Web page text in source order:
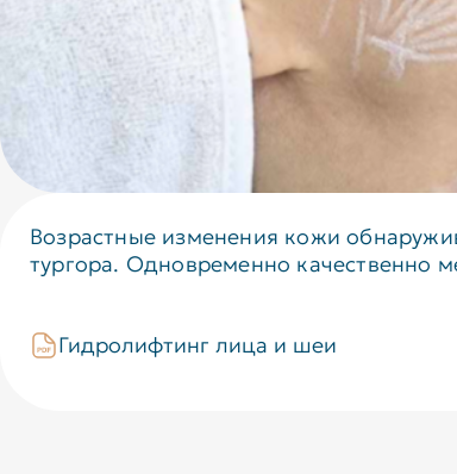
Возрастные изменения кожи
тургора. Одновременно качественно
Гидролифтинг лица и шеи